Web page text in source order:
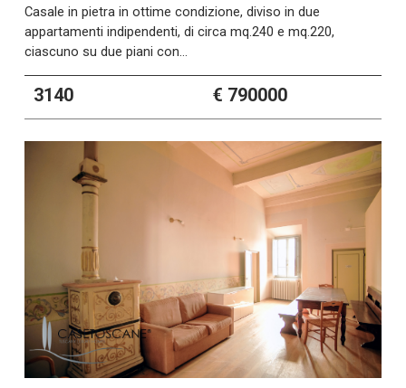
Casale in pietra in ottime condizione, diviso in due
appartamenti indipendenti, di circa mq.240 e mq.220,
ciascuno su due piani con…
3140 € 790000